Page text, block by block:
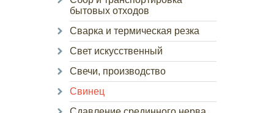
бытовых отходов
Сварка и термическая резка
Свет искусственный
Свечи, производство
Свинец